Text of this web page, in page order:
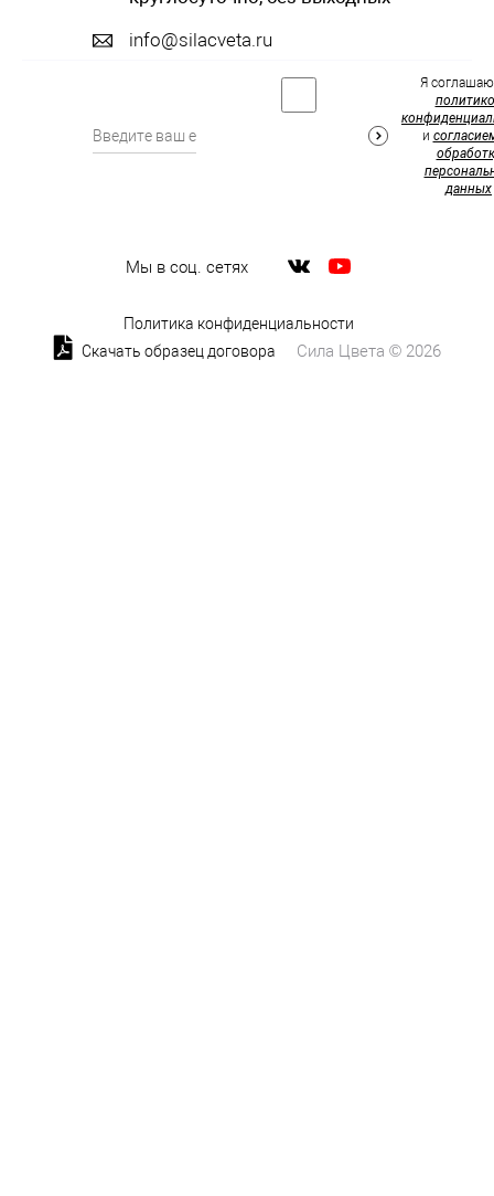
info@silacveta.ru
Мы в соц. сетях
Я
и
данных
Политика конфиденциальности
Скачать образец договора
Сила Цвета © 2026